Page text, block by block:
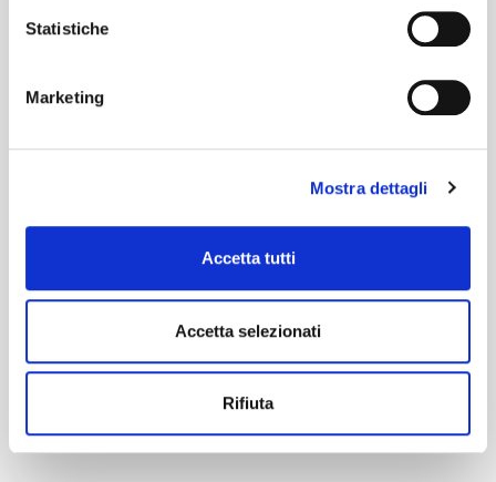
Statistiche
Marketing
Mostra dettagli
Accetta tutti
Accetta selezionati
Rifiuta